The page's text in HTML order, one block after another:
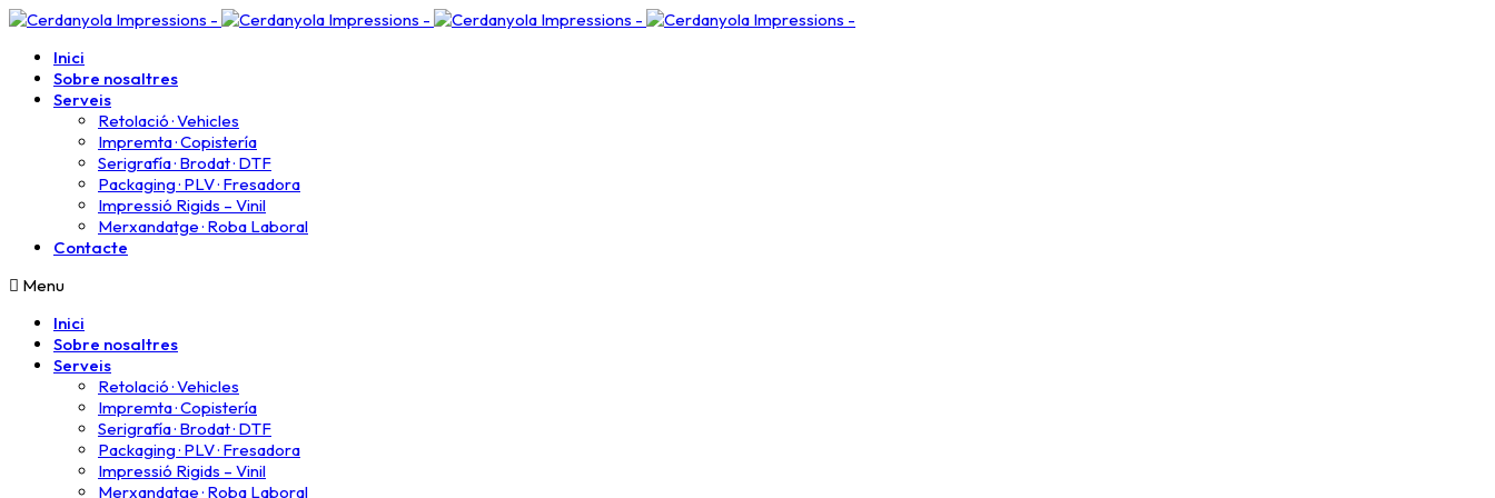
Inici
Sobre nosaltres
Serveis
Retolació · Vehicles
Impremta · Copistería​
Serigrafía · Brodat · DTF
Packaging · PLV · Fresadora
Impressió Rigids – Vinil
Merxandatge · Roba Laboral
Contacte
Menu
Inici
Sobre nosaltres
Serveis
Retolació · Vehicles
Impremta · Copistería​
Serigrafía · Brodat · DTF
Packaging · PLV · Fresadora
Impressió Rigids – Vinil
Merxandatge · Roba Laboral